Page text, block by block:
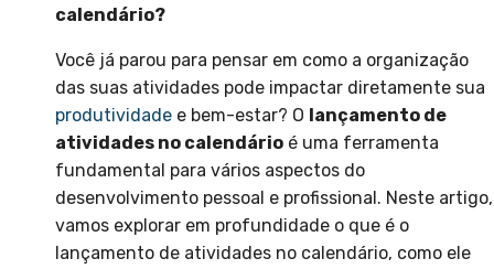
calendário?
Você já parou para pensar em como a organização
das suas atividades pode impactar diretamente sua
produtividade e bem-estar? O lançamento de
atividades no calendário é uma ferramenta
fundamental para vários aspectos do
desenvolvimento pessoal e profissional. Neste artigo,
vamos explorar em profundidade o que é o
lançamento de atividades no calendário, como ele